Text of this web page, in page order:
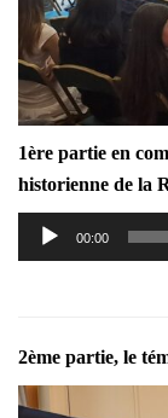
1ère partie en
historienne de la
Lecteur
audio
00:00
2ème partie, le